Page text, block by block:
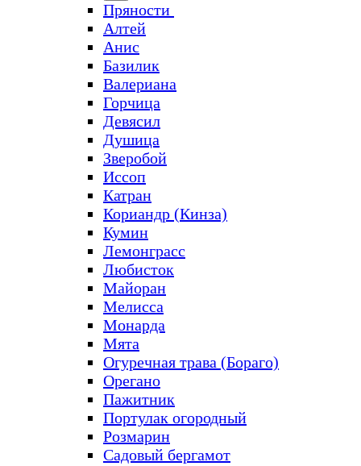
Пряности
Алтей
Анис
Базилик
Валериана
Горчица
Девясил
Душица
Зверобой
Иссоп
Катран
Кориандр (Кинза)
Кумин
Лемонграсс
Любисток
Майоран
Мелисса
Монарда
Мята
Огуречная трава (Бораго)
Орегано
Пажитник
Портулак огородный
Розмарин
Садовый бергамот